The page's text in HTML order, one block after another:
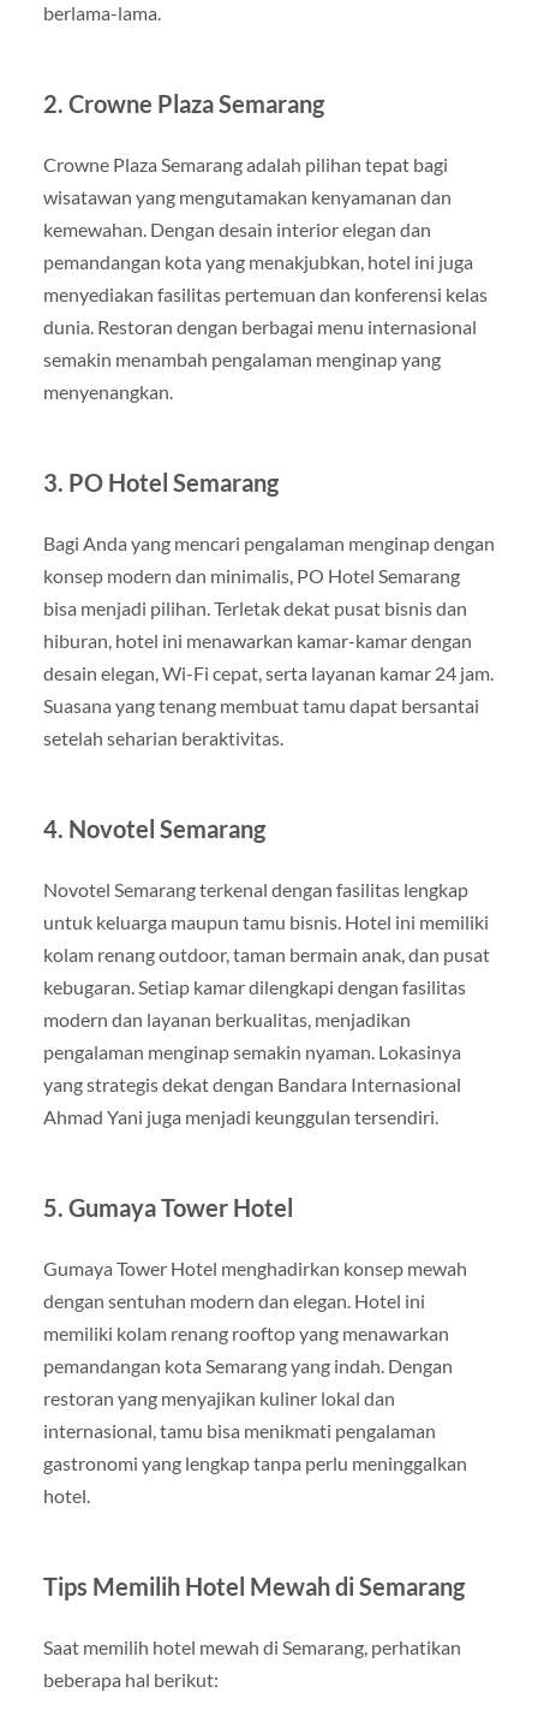
berlama-lama.
2. Crowne Plaza Semarang
Crowne Plaza Semarang adalah pilihan tepat bagi
wisatawan yang mengutamakan kenyamanan dan
kemewahan. Dengan desain interior elegan dan
pemandangan kota yang menakjubkan, hotel ini juga
menyediakan fasilitas pertemuan dan konferensi kelas
dunia. Restoran dengan berbagai menu internasional
semakin menambah pengalaman menginap yang
menyenangkan.
3. PO Hotel Semarang
Bagi Anda yang mencari pengalaman menginap dengan
konsep modern dan minimalis, PO Hotel Semarang
bisa menjadi pilihan. Terletak dekat pusat bisnis dan
hiburan, hotel ini menawarkan kamar-kamar dengan
desain elegan, Wi-Fi cepat, serta layanan kamar 24 jam.
Suasana yang tenang membuat tamu dapat bersantai
setelah seharian beraktivitas.
4. Novotel Semarang
Novotel Semarang terkenal dengan fasilitas lengkap
untuk keluarga maupun tamu bisnis. Hotel ini memiliki
kolam renang outdoor, taman bermain anak, dan pusat
kebugaran. Setiap kamar dilengkapi dengan fasilitas
modern dan layanan berkualitas, menjadikan
pengalaman menginap semakin nyaman. Lokasinya
yang strategis dekat dengan Bandara Internasional
Ahmad Yani juga menjadi keunggulan tersendiri.
5. Gumaya Tower Hotel
Gumaya Tower Hotel menghadirkan konsep mewah
dengan sentuhan modern dan elegan. Hotel ini
memiliki kolam renang rooftop yang menawarkan
pemandangan kota Semarang yang indah. Dengan
restoran yang menyajikan kuliner lokal dan
internasional, tamu bisa menikmati pengalaman
gastronomi yang lengkap tanpa perlu meninggalkan
hotel.
Tips Memilih Hotel Mewah di Semarang
Saat memilih hotel mewah di Semarang, perhatikan
beberapa hal berikut: